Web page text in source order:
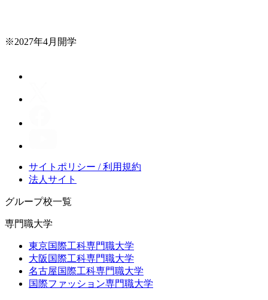
※2027年4月開学
サイトポリシー / 利用規約
法人サイト
グループ校一覧
専門職大学
東京国際工科専門職大学
大阪国際工科専門職大学
名古屋国際工科専門職大学
国際ファッション専門職大学